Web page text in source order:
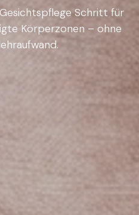
Schritt für
Körperzonen – ohne